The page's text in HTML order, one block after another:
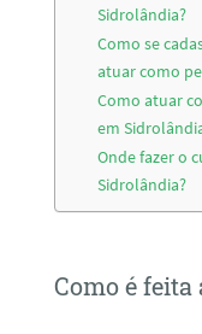
Sidrolândia?
Como se
atuar como
Como atuar
em
Onde fazer o
Sidrolândia?
Como é feita